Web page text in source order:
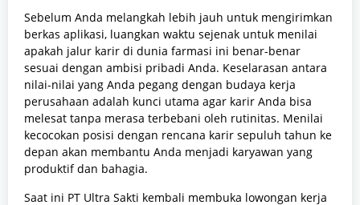
Sebelum Anda melangkah lebih jauh untuk mengirimkan
berkas aplikasi, luangkan waktu sejenak untuk menilai
apakah jalur karir di dunia farmasi ini benar-benar
sesuai dengan ambisi pribadi Anda. Keselarasan antara
nilai-nilai yang Anda pegang dengan budaya kerja
perusahaan adalah kunci utama agar karir Anda bisa
melesat tanpa merasa terbebani oleh rutinitas. Menilai
kecocokan posisi dengan rencana karir sepuluh tahun ke
depan akan membantu Anda menjadi karyawan yang
produktif dan bahagia.
Saat ini PT Ultra Sakti kembali membuka lowongan kerja